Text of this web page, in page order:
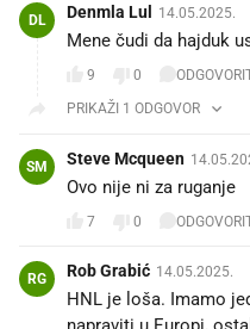
DL Denmla Lul 14.05.2025.
Mene čudi da hajduk
9 0
PRIKAŽI 1 ODGOVOR
SM Steve Mcqueen
Ovo nije ni za ruganje
7 0
RG Rob Grabić 14.05.2025.
HNL je loša. Imamo